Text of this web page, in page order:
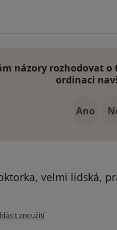
názory rozhodovat
ordinaci
Ano
velmi lidská,
názoru uživatele Pacient
zneužití